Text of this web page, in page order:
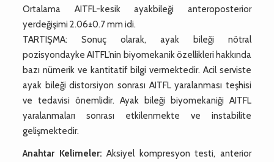
Ortalama AITFL-kesik ayakbileği anteroposterior
yerdeğişimi 2.06±0.7 mm idi.
TARTIŞMA: Sonuç olarak, ayak bileği nötral
pozisyondayke AITFL’nin biyomekanik özellikleri hakkında
bazı nümerik ve kantitatif bilgi vermektedir. Acil serviste
ayak bileği distorsiyon sonrası AITFL yaralanması teşhisi
ve tedavisi önemlidir. Ayak bileği biyomekaniği AITFL
yaralanmaları sonrası etkilenmekte ve instabilite
gelişmektedir.
Anahtar Kelimeler: Aksiyel kompresyon testi, anterior